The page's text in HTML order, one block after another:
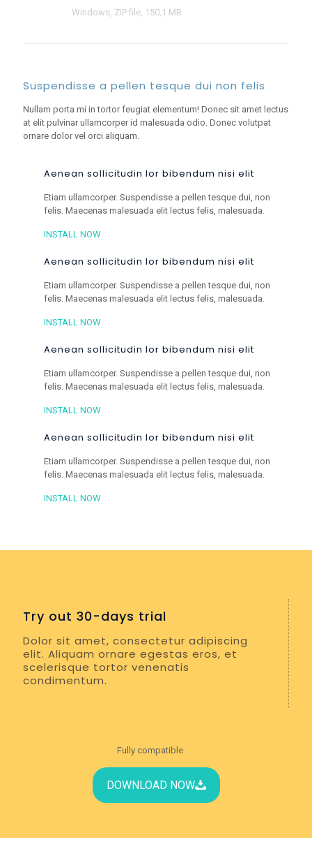
Windows, ZIP file, 150,1 MB
Suspendisse a pellen tesque dui non felis
Nullam porta mi in tortor feugiat elementum! Donec sit amet lectus
at elit pulvinar ullamcorper id malesuada odio. Donec volutpat
ornare dolor vel orci aliquam.
Aenean sollicitudin lor bibendum nisi elit
Etiam ullamcorper. Suspendisse a pellen tesque dui, non
felis. Maecenas malesuada elit lectus felis, malesuada.
INSTALL NOW
Aenean sollicitudin lor bibendum nisi elit
Etiam ullamcorper. Suspendisse a pellen tesque dui, non
felis. Maecenas malesuada elit lectus felis, malesuada.
INSTALL NOW
Aenean sollicitudin lor bibendum nisi elit
Etiam ullamcorper. Suspendisse a pellen tesque dui, non
felis. Maecenas malesuada elit lectus felis, malesuada.
INSTALL NOW
Aenean sollicitudin lor bibendum nisi elit
Etiam ullamcorper. Suspendisse a pellen tesque dui, non
felis. Maecenas malesuada elit lectus felis, malesuada.
INSTALL NOW
Try out 30-days trial
Dolor sit amet, consectetur adipiscing
elit. Aliquam ornare egestas eros, et
scelerisque tortor venenatis
condimentum.
Fully compatible
DOWNLOAD NOW